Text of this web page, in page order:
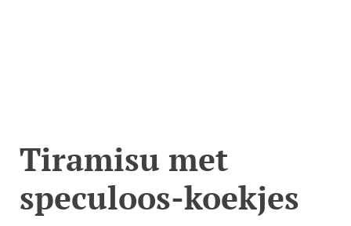
Tiramisu met
speculoos-koekjes